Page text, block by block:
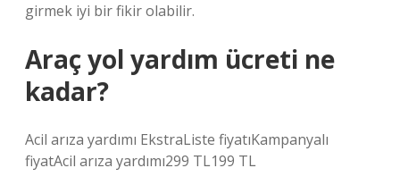
girmek iyi bir fikir olabilir.
Araç yol yardım ücreti ne
kadar?
Acil arıza yardımı EkstraListe fiyatıKampanyalı
fiyatAcil arıza yardımı299 TL199 TL